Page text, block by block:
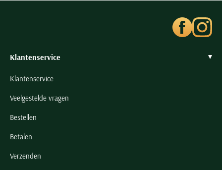
Klantenservice
Klantenservice
Veelgestelde vragen
Bestellen
Betalen
Verzenden